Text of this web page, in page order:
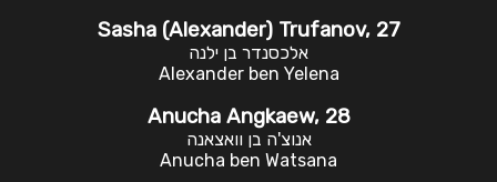
Sasha (Alexander) Trufanov, 27
אלכסנדר בן ילנה
Alexander ben Yelena
Anucha Angkaew, 28
אנוצ'ה בן וואצאנה
Anucha ben Watsana